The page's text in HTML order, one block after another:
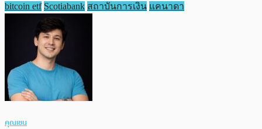
bitcoin etf Scotiabank สถาบันการเงิน แคนาดา
คุณเชน